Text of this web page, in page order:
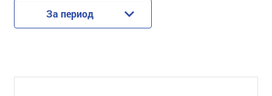
За период